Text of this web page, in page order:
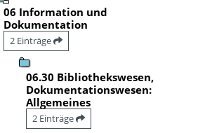
06 Information und
Dokumentation
2 Einträge
06.30 Bibliothekswesen,
Dokumentationswesen:
Allgemeines
2 Einträge